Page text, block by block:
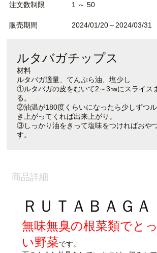
注文数制限 1 ～ 50
販売期間 2024/01/20～2024/03/31
ルタバガチップス
材料
ルタバガ適量、てんぷら油、塩少し
①ルタバガの皮をむいて2～3㎜にスライス
る。
②油温が180度くらいになったら少しずつ
き上がってくれば出来上がり。
③しっかり油をきって塩味をつければおや
す。
商品詳細
ＲＵＴＡＢＡＧＡ
無味無臭の根菜類でと
い野菜です。